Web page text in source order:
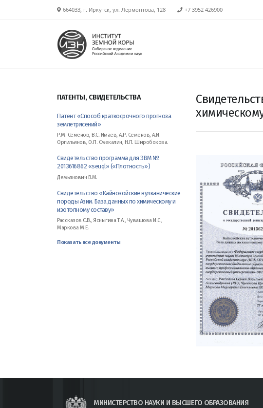
664033, г. Иркутск, ул. Лермонтова, 128 +7 3952 426900
ПАТЕНТЫ, СВИДЕТЕЛЬСТВА
Патент «Способ краткосрочного прогноза
землетрясений»
Р.М. Семенов, В.С. Имаев, А.Р. Семенов, А.И.
Оргильянов, О.П. Смекалин, Н.П. Широбокова.
Свидетельство программа для ЭВМ №
2013616862 «seuql» («Плотность»)
Демьянович В.М.
Свидетельство «Кайнозойские вулканические
породы Азии. База данных по химическому и
изотопному составу»
Рассказов С.В., Ясныгина Т.А., Чувашова И.С.,
Маркова М.Е.
Показать все документы
МИНИСТЕРСТВО НАУКИ И ВЫСШЕГО ОБРАЗОВАНИЯ